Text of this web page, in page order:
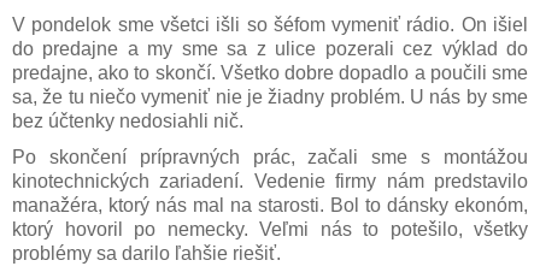
V pondelok sme všetci išli so šéfom vymeniť rádio. On išiel
do predajne a my sme sa z ulice pozerali cez výklad do
predajne, ako to skončí. Všetko dobre dopadlo a poučili sme
sa, že tu niečo vymeniť nie je žiadny problém. U nás by sme
bez účtenky nedosiahli nič.
Po skončení prípravných prác, začali sme s montážou
kinotechnických zariadení. Vedenie firmy nám predstavilo
manažéra, ktorý nás mal na starosti. Bol to dánsky ekonóm,
ktorý hovoril po nemecky. Veľmi nás to potešilo, všetky
problémy sa darilo ľahšie riešiť.